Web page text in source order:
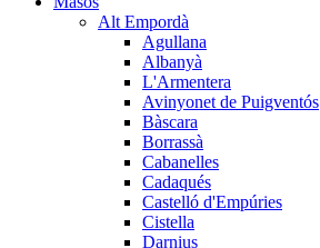
Alt Empordà
Agullana
Albanyà
L'Armentera
Avinyonet de Puigventós
Bàscara
Borrassà
Cabanelles
Cadaqués
Castelló d'Empúries
Cistella
Darnius